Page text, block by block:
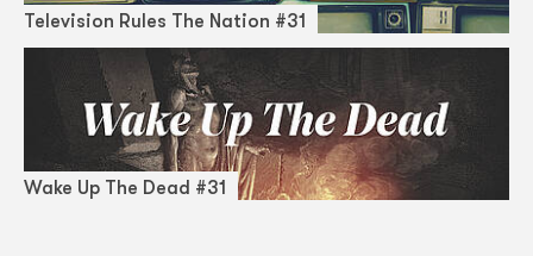
Television Rules The Nation #31
Wake Up The Dead #31